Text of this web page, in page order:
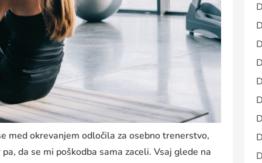
med okrevanjem odločila za osebno trenerstvo,
da se mi poškodba sama zaceli. Vsaj glede na